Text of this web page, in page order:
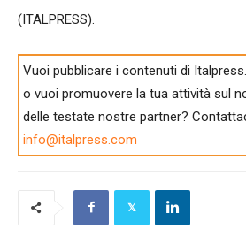
(ITALPRESS).
Vuoi pubblicare i contenuti di
o vuoi promuovere la tua attività sul
delle testate nostre partner?
info@italpress.com